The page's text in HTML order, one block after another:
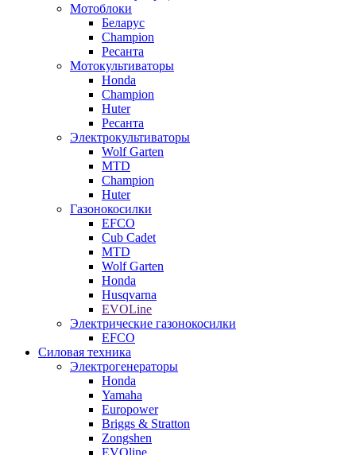
Мотоблоки
Беларус
Champion
Ресанта
Мотокультиваторы
Honda
Champion
Huter
Ресанта
Электрокультиваторы
Wolf Garten
MTD
Champion
Huter
Газонокосилки
EFCO
Cub Cadet
MTD
Wolf Garten
Honda
Husqvarna
EVOLine
Электрические газонокосилки
EFCO
Силовая техника
Электрогенераторы
Honda
Yamaha
Europower
Briggs & Stratton
Zongshen
EVOline